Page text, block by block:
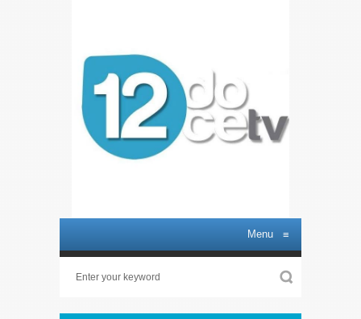
Menu ≡